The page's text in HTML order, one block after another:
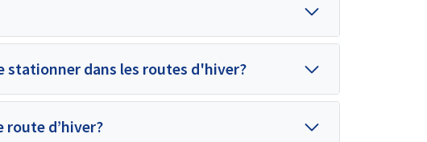
dans les routes d'hiver?
route d’hiver?